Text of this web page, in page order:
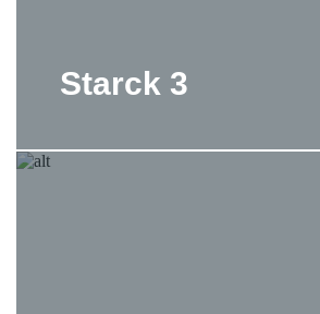
Starck 3